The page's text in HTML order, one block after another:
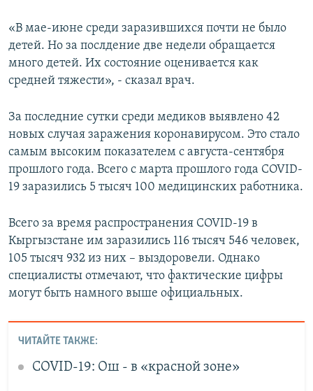
«В мае-июне среди заразившихся почти не было
детей. Но за послдение две недели обращается
много детей. Их состояние оценивается как
средней тяжести», - сказал врач.
За последние сутки среди медиков выявлено 42
новых случая заражения коронавирусом. Это стало
самым высоким показателем с августа-сентября
прошлого года. Всего с марта прошлого года COVID-
19 заразились 5 тысяч 100 медицинских работника.
Всего за время распространения COVID-19 в
Кыргызстане им заразились 116 тысяч 546 человек,
105 тысяч 932 из них – выздоровели. Однако
специалисты отмечают, что фактические цифры
могут быть намного выше официальных.
ЧИТАЙТЕ ТАКЖЕ:
COVID-19: Ош - в «красной зоне»